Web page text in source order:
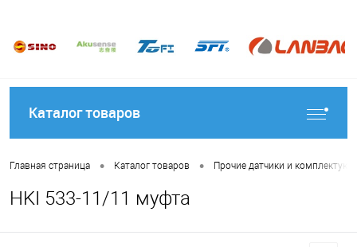
Каталог товаров
Главная страница • Каталог товаров • Прочие датчики и
HKI 533-11/11 муфта